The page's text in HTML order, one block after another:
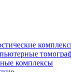
комплексы